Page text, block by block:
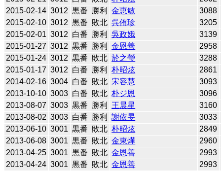
2015-02-14 3012 黒番 勝利 金恵敏
3088
2015-02-10 3012 黒番 敗北 呉侑珍
3205
2015-02-01 3012 白番 勝利 吳政娥
3139
2015-01-27 3012 黒番 勝利 金恩善
2958
2015-01-24 3012 黒番 敗北 於之瑩
3288
2015-01-17 3012 白番 勝利 朴昭炫
2861
2014-02-16 3004 白番 敗北 宋容慧
3093
2013-10-10 3003 白番 敗北 朴ジ恩
3096
2013-08-07 3003 黒番 勝利 王晨星
3160
2013-08-02 3003 白番 勝利 謝依旻
3033
2013-06-10 3001 黒番 敗北 朴昭炫
2849
2013-06-08 3001 黒番 敗北 金東燁
2960
2013-04-25 3001 黒番 敗北 金恩善
2993
2013-04-24 3001 黒番 敗北 金恩善
2993